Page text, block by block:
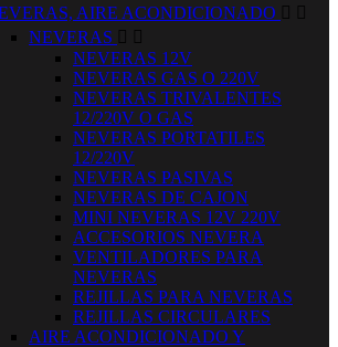
AIRE ACONDICIONADO  
NEVERAS  
NEVERAS 12V
NEVERAS GAS O 220V
NEVERAS TRIVALENTES
12/220V O GAS
NEVERAS PORTATILES
12/220V
NEVERAS PASIVAS
NEVERAS DE CAJON
MINI NEVERAS 12V 220V
ACCESORIOS NEVERA
VENTILADORES PARA
NEVERAS
REJILLAS PARA NEVERAS
REJILLAS CIRCULARES
AIRE ACONDICIONADO Y